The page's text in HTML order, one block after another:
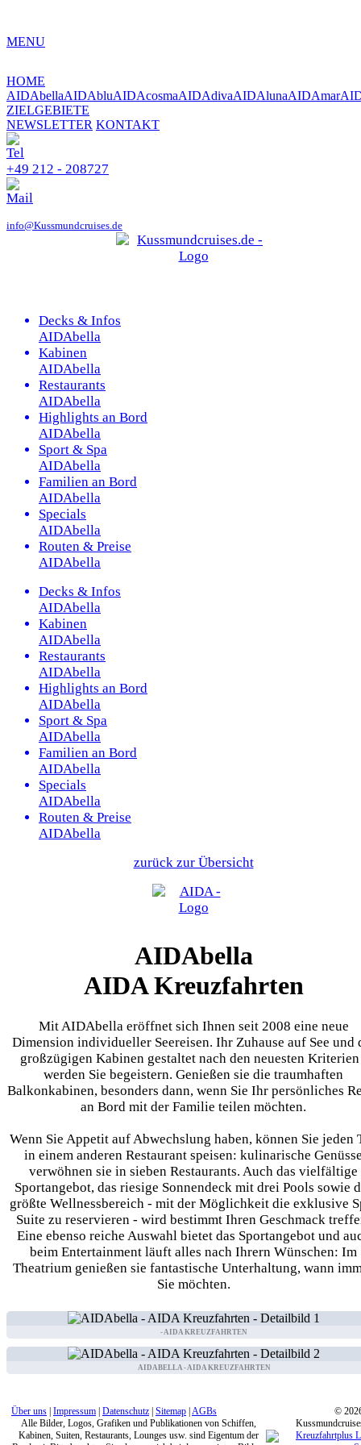
MENU
HOME
AIDAbellaAIDAbluAIDAcosmaAIDAdivaAIDAlunaAIDAmar
ZIELGEBIETE
NEWSLETTER KONTAKT
+49 212 - 208727
info@Kussmundcruises.de
Decks & Infos
AIDAbella
Kabinen
AIDAbella
Restaurants
AIDAbella
Highlights an Bord
AIDAbella
Sport & Spa
AIDAbella
Familien an Bord
AIDAbella
Specials
AIDAbella
Routen & Preise
AIDAbella
Decks & Infos
AIDAbella
Kabinen
AIDAbella
Restaurants
AIDAbella
Highlights an Bord
AIDAbella
Sport & Spa
AIDAbella
Familien an Bord
AIDAbella
Specials
AIDAbella
Routen & Preise
AIDAbella
zurück zur Übersicht
AIDAbella
AIDA Kreuzfahrten
Mit AIDAbella eröffnet sich Ihnen seit 2008 eine neue
Dimension individueller Seereisen. Ihr Zuhause auf See und
großzügigen Kabinen gestaltet nach den neuesten
werden Sie begeistern. Genießen sie die traumhaften
Balkonkabinen, besonders dann, wenn Sie Ihr persönliches
an Bord mit der Familie teilen möchten.
Wenn Sie Appetit auf Abwechslung haben, können Sie jeden
in einem anderen Restaurant speisen: kulinarische
verwöhnen sie in sieben Restaurants. Auch das vielfältige
Sportangebot, das riesige Sonnendeck mit drei Pools sowie
größte Wellnessbereich - mit der Möglichkeit die exklusive
Suite zu reservieren - wird bestimmt Ihren Geschmack
Eine ebenso reiche Auswahl bietet das Sportangebot und
beim Entertainment läuft alles nach Ihrern Wünschen: Im
Theatrium genießen sie fantastische Unterhaltung, wann
Sie möchten.
- AIDA KREUZFAHRTEN
AIDABELLA - AIDA KREUZFAHRTEN
Über uns | Impressum | Datenschutz | Sitemap |AGBs
Alle Bilder, Logos, Grafiken und Publikationen von Schiffen,
Kabinen, Suiten, Restaurants, Lounges usw. sind Eigentum der
©